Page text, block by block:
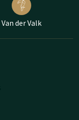
Van der Valk